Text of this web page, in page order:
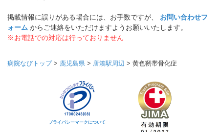
掲載情報に誤りがある場合には、お手数ですが、 お問い合わせフ
ォーム からご連絡をいただけますようお願いいたします。
※お電話での対応は行っておりません
病院なびトップ> 鹿児島県 > 唐湊駅周辺 > 黄色靭帯骨化症
プライバシーマークについて